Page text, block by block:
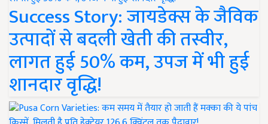
Success Story: जायडेक्स के जैविक
उत्पादों से बदली खेती की तस्वीर,
लागत हुई 50% कम, उपज में भी हुई
शानदार वृद्धि!